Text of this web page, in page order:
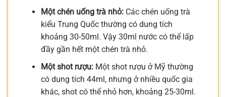
Một chén uống trà nhỏ:Các chén uống trà
kiểu Trung Quốc thường có dung tích
khoảng 30-50ml. Vậy 30ml nước có thể lấp
đầy gần hết một chén trà nhỏ.
Một shot rượu:Một shot rượu ở Mỹ thường
có dung tích 44ml, nhưng ở nhiều quốc gia
khác, shot có thể nhỏ hơn, khoảng 25-30ml.